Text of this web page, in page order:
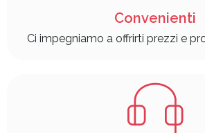
Convenienti
Ci impegniamo a offrirti prezzi e